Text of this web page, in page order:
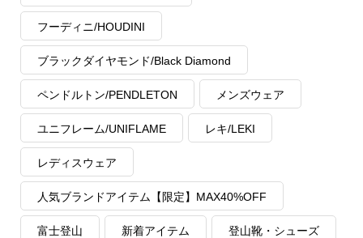
フーディニ/HOUDINI
ブラックダイヤモンド/Black Diamond
ペンドルトン/PENDLETON メンズウェア
ユニフレーム/UNIFLAME レキ/LEKI
レディスウェア
人気ブランドアイテム【限定】MAX40%OFF
富士登山 新着アイテム 登山靴・シューズ